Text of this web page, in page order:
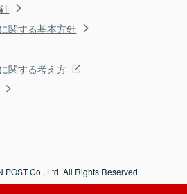
関する基本方針
関する考え方
POST Co., Ltd. All Rights Reserved.